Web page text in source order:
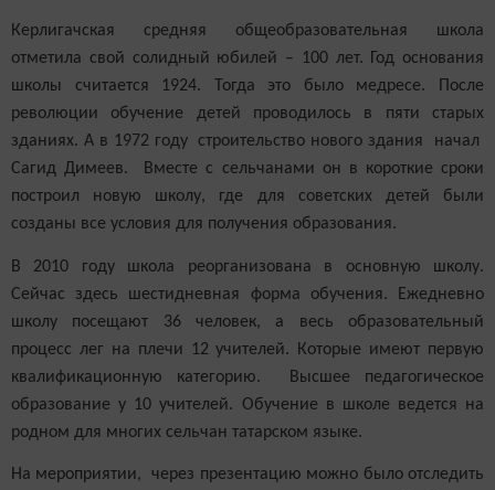
Керлигачская средняя общеобразовательная школа
отметила свой солидный юбилей – 100 лет. Год основания
школы считается 1924. Тогда это было медресе. После
революции обучение детей проводилось в пяти старых
зданиях. А в 1972 году строительство нового здания начал
Сагид Димеев. Вместе с сельчанами он в короткие сроки
построил новую школу, где для советских детей были
созданы все условия для получения образования.
В 2010 году школа реорганизована в основную школу.
Сейчас здесь шестидневная форма обучения. Ежедневно
школу посещают 36 человек, а весь образовательный
процесс лег на плечи 12 учителей. Которые имеют первую
квалификационную категорию. Высшее педагогическое
образование у 10 учителей. Обучение в школе ведется на
родном для многих сельчан татарском языке.
На мероприятии, через презентацию можно было отследить